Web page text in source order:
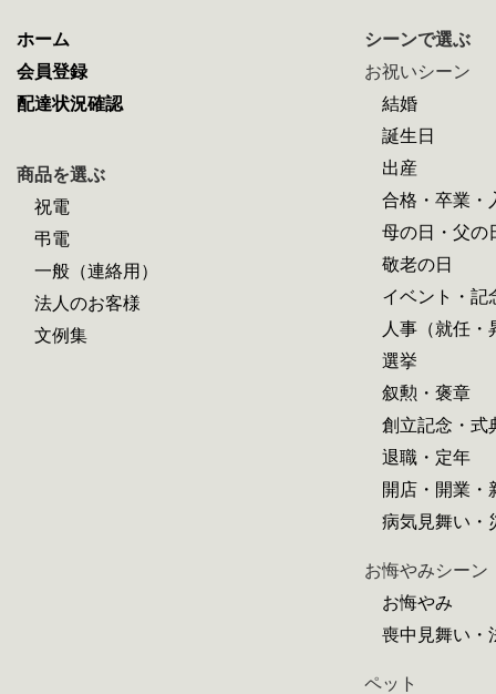
ホーム
会員登録
配達状況確認
商品を選ぶ
祝電
弔電
一般（連絡用）
法人のお客様
文例集
シーンで選ぶ
お祝いシーン
結婚
誕生日
出産
合格・卒業・
母の日・父の
敬老の日
イベント・記
人事（就任・
選挙
叙勲・褒章
創立記念・式
退職・定年
開店・開業・
病気見舞い・
お悔やみシーン
お悔やみ
喪中見舞い・
ペット